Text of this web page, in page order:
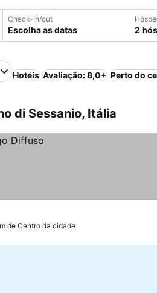
Check-in/out
Escolha as datas 2
Hotéis Avaliação: 8,0+ Perto do
di Sessanio, Itália
de Centro da cidade